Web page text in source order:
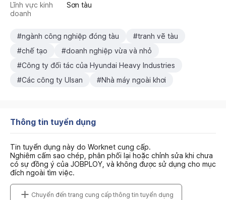
Lĩnh vực kinh
doanh
Sơn tàu
#ngành công nghiệp đóng tàu
#tranh vẽ tàu
#chế tạo
#doanh nghiệp vừa và nhỏ
#Công ty đối tác của Hyundai Heavy Industries
#Các công ty Ulsan
#Nhà máy ngoài khơi
Thông tin tuyển dụng
Tin tuyển dụng này do Worknet cung cấp.
Nghiêm cấm sao chép, phân phối lại hoặc chỉnh sửa khi chưa
có sự đồng ý của JOBPLOY, và không được sử dụng cho mục
đích ngoài tìm việc.
Chuyển đến trang cung cấp thông tin tuyển dụng